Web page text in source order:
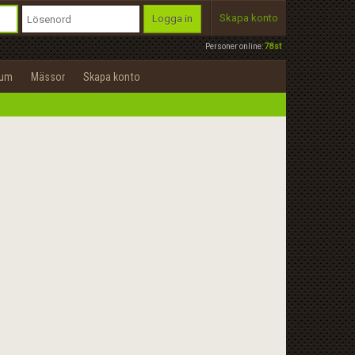
Personer online:78st
Logga in Skapa konto
Mässor Skapa konto